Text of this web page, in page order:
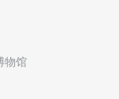
物馆